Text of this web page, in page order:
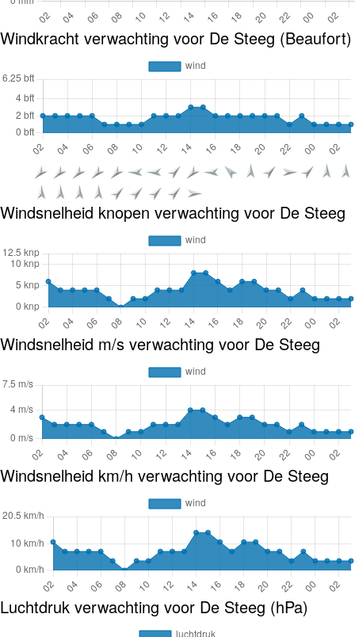
Windkracht verwachting voor De Steeg (Beaufort)
Windsnelheid knopen verwachting voor De Steeg
Windsnelheid m/s verwachting voor De Steeg
Windsnelheid km/h verwachting voor De Steeg
Luchtdruk verwachting voor De Steeg (hPa)